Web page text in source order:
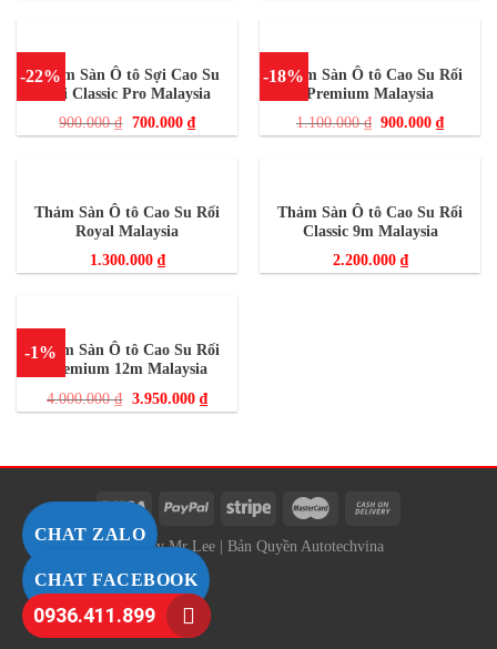
-22%
Thảm Sàn Ô tô Sợi Cao Su
Rối Classic Pro Malaysia
900.000₫ 700.000 ₫
-18%
Thảm Sàn Ô tô Cao Su Rối
Premium Malaysia
1.100.000₫ 900.000₫
Thảm Sàn Ô tô Cao Su Rối
Royal Malaysia
1.300.000 ₫
Thảm Sàn Ô tô Cao Su Rối
Classic 9m Malaysia
2.200.000 ₫
-1%
Thảm Sàn Ô tô Cao Su Rối
Premium 12m Malaysia
4.000.000₫ 3.950.000 ₫
SEO byMr Lee| Bản Quyền Autotechvina
CHAT ZALO
CHAT FACEBOOK
0936.411.899